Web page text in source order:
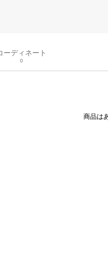
ーディネート
0
商品は